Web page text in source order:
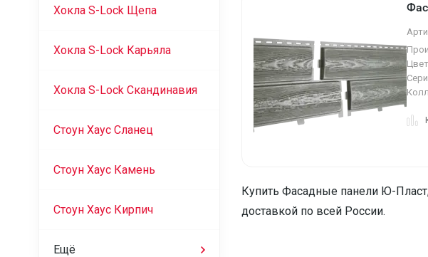
Купить Фасадные панели Ю-
доставкой по всей России.
Хокла S-Lock Щепа
Хокла S-Lock Карьяла
Хокла S-Lock Скандинавия
Стоун Хаус Сланец
Стоун Хаус Камень
Стоун Хаус Кирпич
Ещё